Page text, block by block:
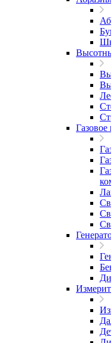
Газовое